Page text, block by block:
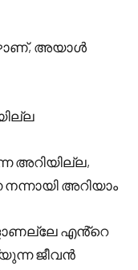
അയാൾ
അറിയില്ല,
അറിയാം
എൻ്റെ
ജീവൻ